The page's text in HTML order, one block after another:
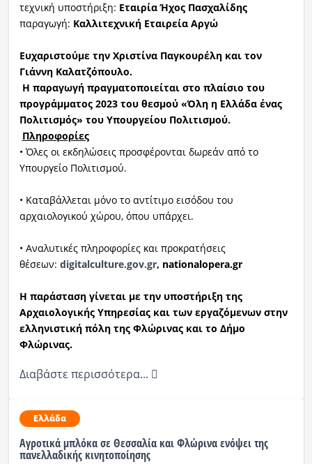
τεχνική υποστήριξη: Εταιρία Ήχος Πασχαλίδης
παραγωγή: Καλλιτεχνική Εταιρεία Αργώ
Ευχαριστούμε την Χριστίνα Παγκουρέλη και τον
Γιάννη Καλατζόπουλο.
Η παραγωγή πραγματοποιείται στο πλαίσιο του
προγράμματος 2023 του θεσμού «Όλη η Ελλάδα ένας
Πολιτισμός» του Υπουργείου Πολιτισμού.
Πληροφορίες
• Όλες οι εκδηλώσεις προσφέρονται δωρεάν από το
Υπουργείο Πολιτισμού.
• Καταβάλλεται μόνο το αντίτιμο εισόδου του
αρχαιολογικού χώρου, όπου υπάρχει.
• Αναλυτικές πληροφορίες και προκρατήσεις
θέσεων: digitalculture.gov.gr, nationalopera.gr
Η παράσταση γίνεται με την υποστήριξη της
Αρχαιολογικής Υπηρεσίας και των εργαζόμενων στην
ελληνιστική πόλη της Φλώρινας και το Δήμο
Φλώρινας.
Διαβάστε περισσότερα...
Ελλάδα
Αγροτικά μπλόκα σε Θεσσαλία και Φλώρινα ενόψει της
πανελλαδικής κινητοποίησης